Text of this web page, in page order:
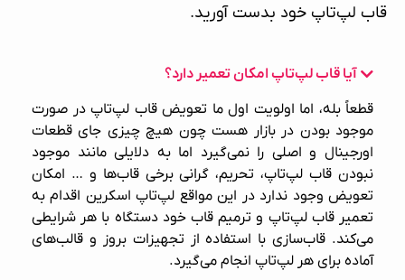
قاب لپ‌تاپ خود بدست آورید.
آیا قاب لپ‌تاپ امکان تعمیر دارد؟
قطعاً بله، اما اولویت اول ما تعویض قاب لپ‌تاپ در صورت
موجود بودن در بازار هست چون هیچ چیزی جای قطعات
اورجینال و اصلی را نمی‌گیرد اما به دلایلی مانند موجود
نبودن قاب لپ‌تاپ، تحریم، گرانی برخی قاب‌ها و … امکان
تعویض وجود ندارد در این مواقع لپ‌تاپ اسکرین اقدام به
تعمیر قاب لپ‌تاپ و ترمیم قاب خود دستگاه با هر شرایطی
می‌کند. قاب‌سازی با استفاده از تجهیزات بروز و قالب‌های
آماده برای هر لپ‌تاپ انجام می‌گیرد.